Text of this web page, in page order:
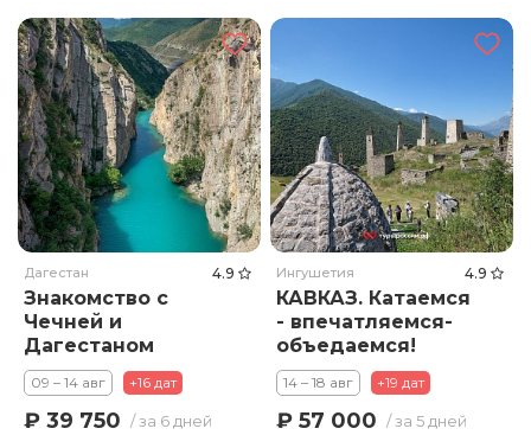
Дагестан 4.9
Знакомство с
Чечней и
Дагестаном
(заезды по
воскресеньям)
09 – 14 авг +16 дат
₽ 39 750 / за 6 дней
Ингушетия 4.9
КАВКАЗ. Катаемся
- впечатляемся-
объедаемся!
14 – 18 авг +19 дат
₽ 57 000 / за 5 дней